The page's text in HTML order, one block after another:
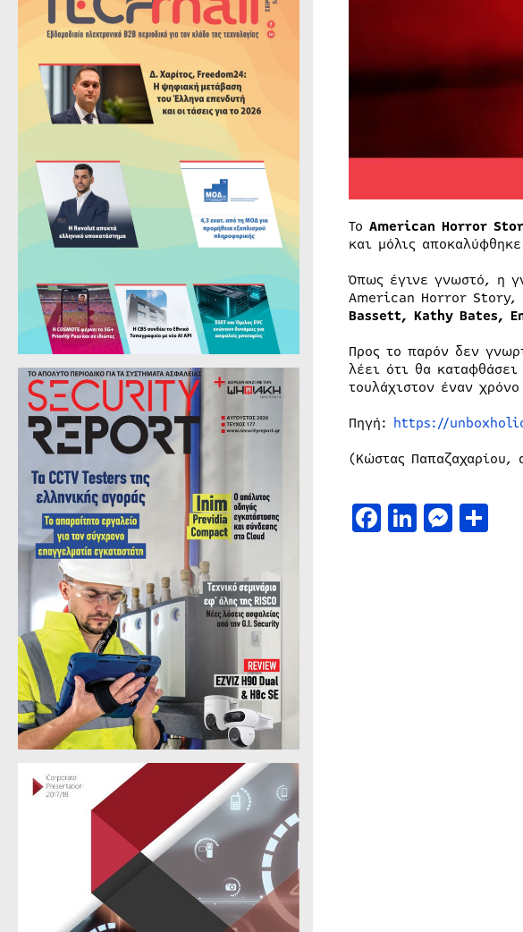
Το American Horror
και μόλις
Όπως έγινε γνωστό, η
American Horror Story,
Bassett, Kathy Bates,
Προς το παρόν δεν
λέει ότι θα
τουλάχιστον έναν
Πηγή: https://
(Κώστας Παπαζαχαρίου,
Facebook
LinkedIn